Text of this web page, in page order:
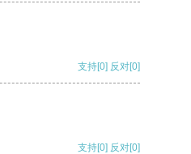
支持[0] 反对[0]
支持[0] 反对[0]